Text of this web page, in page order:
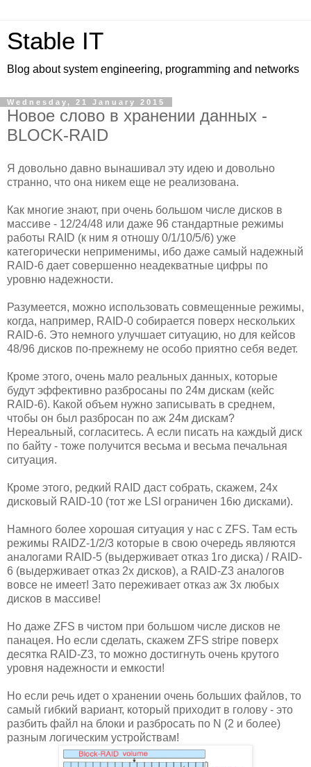
Stable IT
Blog about system engineering, programming and networks
Wednesday, 21 January 2015
Новое слово в хранении данных -
BLOCK-RAID
Я довольно давно вынашивал эту идею и довольно
странно, что она никем еще не реализована.
Как многие знают, при очень большом числе дисков в
массиве - 12/24/48 или даже 96 стандартные режимы
работы RAID (к ним я отношу 0/1/10/5/6) уже
категорически неприменимы, ибо даже самый надежный
RAID-6 дает совершенно неадекватные цифры по
уровню надежности.
Разумеется, можно использовать совмещенные режимы,
когда, например, RAID-0 собирается поверх нескольких
RAID-6. Это немного улучшает ситуацию, но для кейсов
48/96 дисков по-прежнему не особо приятно себя ведет.
Кроме этого, очень мало реальных данных, которые
будут эффективно разбросаны по 24м дискам (кейс
RAID-6). Какой объем нужно записывать в среднем,
чтобы он был разбросан по аж 24м дискам?
Нереальный, согласитесь. А если писать на каждый диск
по байту - тоже получится весьма и весьма печальная
ситуация.
Кроме этого, редкий RAID даст собрать, скажем, 24х
дисковый RAID-10 (тот же LSI ограничен 16ю дисками).
Намного более хорошая ситуация у нас с ZFS. Там есть
режимы RAIDZ-1/2/3 которые в свою очередь являются
аналогами RAID-5 (выдерживает отказ 1го диска) / RAID-
6 (выдерживает отказ 2х дисков), а RAID-Z3 аналогов
вовсе не имеет! Зато переживает отказ аж 3х любых
дисков в массиве!
Но даже ZFS в чистом при большом числе дисков не
панацея. Но если сделать, скажем ZFS stripe поверх
десятка RAID-Z3, то можно достигнуть очень крутого
уровня надежности и емкости!
Но если речь идет о хранении очень больших файлов, то
самый гибкий вариант, который приходит в голову - это
разбить файл на блоки и разбросать по N (2 и более)
разным логическим устройствам!